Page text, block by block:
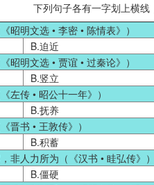
下列句子各有一字划上横线
昭明文选 • 李密 • 陈情表》）
B.迫近
昭明文选 • 贾谊 • 过秦论》）
B.竖立
左传 • 昭公十一年》）
B.抚养
晋书 • 王敦传》）
B.积蓄
非人力所为（《汉书 • 眭弘传》）
B.僵硬